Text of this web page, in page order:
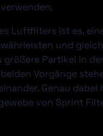
Luftfilters ist es,
und
größere Partikel in
Vorgänge
Genau dabei
von Sprint